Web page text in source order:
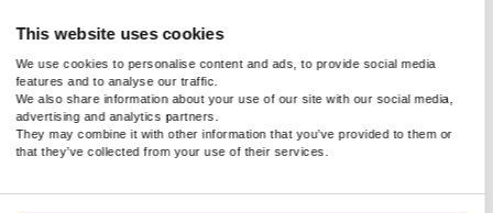
This website uses cookies
We use cookies to personalise content and ads, to provide social media
features and to analyse our traffic.
We also share information about your use of our site with our social media,
advertising and analytics partners.
They may combine it with other information that you’ve provided to them or
that they’ve collected from your use of their services.
ابدأ الكسب الآن
ومع ذلك ، يمكن لمستخدمينا كسب ما بين 5 دولارات أمريكية و
140 دولارا أمريكيا شهريا في المتوسط لمجرد إبقاء تطبيقنا
نشطا على الجهاز. في الوقت الحالي ، ندفع 0.20 دولارا أمريكيا